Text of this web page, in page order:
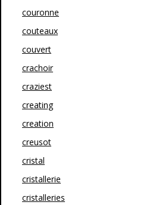
couronne
couteaux
couvert
crachoir
craziest
creating
creation
creusot
cristal
cristallerie
cristalleries